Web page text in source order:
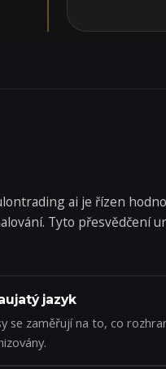
ai je řízen
Tyto přesvědčení
jazyk
se zaměřují na to, co